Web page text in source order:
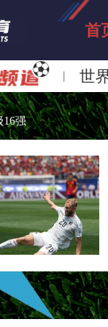
首
世
日
16强